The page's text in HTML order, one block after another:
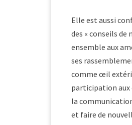
Elle est aussi
des « conseils
ensemble aux
ses
comme œil
participation aux
la
et faire de